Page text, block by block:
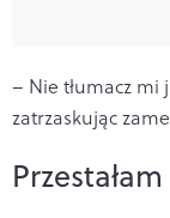
– Nie tłumacz mi
zatrzaskując